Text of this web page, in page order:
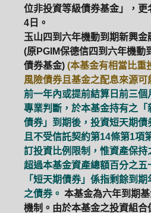
位非投資等級債券基金」，更
4日。
玉山四到六年機動到期新興
(原PGIM保德信四到六年機動
債券基金) (本基金有相當比重
風險債券且基金之配息來源可
前一年內或提前結算日前三
專業判斷，於本基金持有之「
債券」到期後，投資短天期債
且不受信託契約第14條第1項
訂投資比例限制，惟資產保
超過本基金資產總額百分之
「短天期債券」係指剩餘到
之債券。 本基金為六年到期
機制。由於本基金之投資組